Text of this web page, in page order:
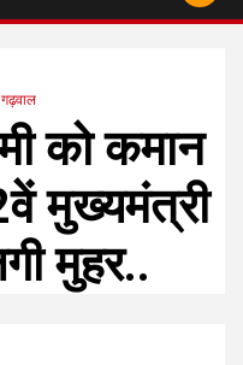
गढ़वाल
को कमान
मुख्यमंत्री
मुहर..